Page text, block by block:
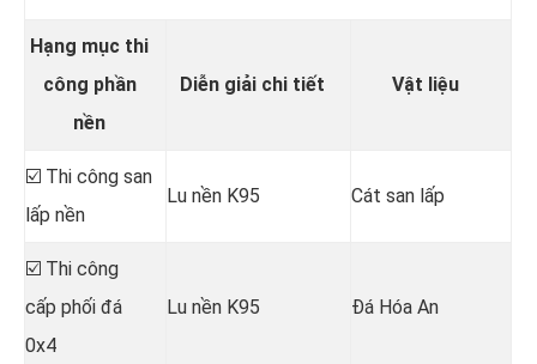
Hạng mục thi
công phần
nền
Diễn giải chi tiết Vật liệu
☑️ Thi công san
lấp nền
Lu nền K95 Cát san lấp
☑️ Thi công
cấp phối đá
0x4
Lu nền K95 Đá Hóa An